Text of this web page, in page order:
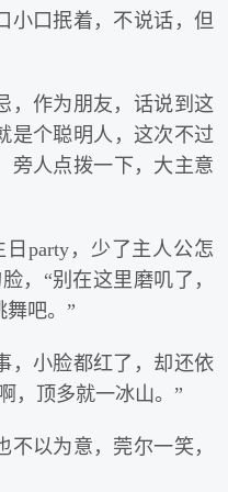
小口抿着，不说话，但
，作为朋友，话说到这
是个聪明人，这次不过
旁人点拨一下，大主意
party，少了主人公怎
，“别在这里磨叽了，
舞吧。”
，小脸都红了，却还依
，顶多就一冰山。”
以为意，莞尔一笑，